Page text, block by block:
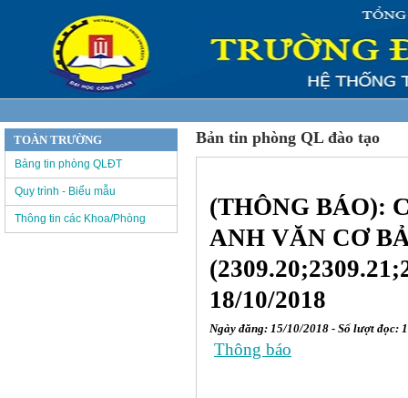
Bản tin phòng QL đào tạo
(THÔNG BÁO):
ANH VĂN CƠ
18/10/2018
Ngày đăng: 15/10/2018 - Số lượt đọc:
Thông báo
TOÀN TRƯỜNG
Bảng tin phòng QLĐT
Quy trình - Biểu mẫu
Thông tin các Khoa/Phòng